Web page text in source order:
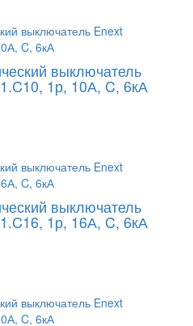
выключатель
1р, 10А, C, 6кА
выключатель
1р, 16А, C, 6кА